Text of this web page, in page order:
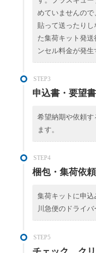
めていませんの
貼って送ったり
た集荷キット発送
ンセル料金が発生
STEP3
申込書・要望
希望納期や依頼
ます。
STEP4
梱包・集荷依頼
集荷キットに申
川急便のドライバ
STEP5